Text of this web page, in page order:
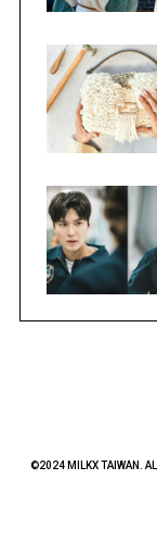
©2024 MILKX TAIWAN.